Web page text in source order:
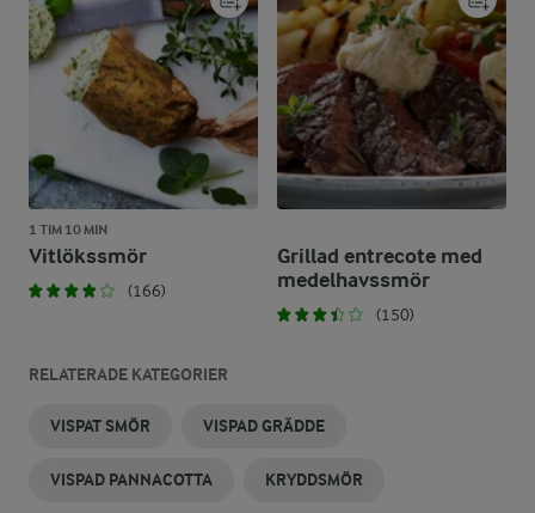
1 TIM 10 MIN
Vitlökssmör
(166)
Grillad entrecote med
medelhavssmör
(150)
RELATERADE KATEGORIER
VISPAT SMÖR VISPAD GRÄDDE
VISPAD PANNACOTTA KRYDDSMÖR